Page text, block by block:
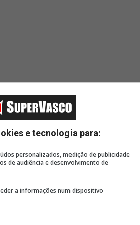
de
🚨
Brenner preocupa a
comissão técnica do
e tecnologia para:
personalizados, medição de publicidade
de audiência e desenvolvimento de
a informações num dispositivo